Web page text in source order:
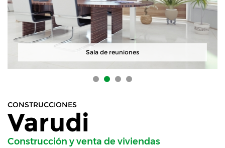
Sala de reuniones
CONSTRUCCIONES
Varudi
Construcción y venta de viviendas